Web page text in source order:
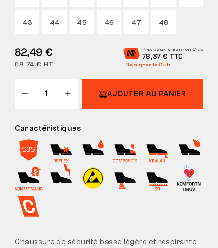
43 44 45 46 47 48
82,49 €
68,74 € HT
Prix pour le Bennon Club
78,37 € TTC
Rejoignez le Club
AJOUTER AU PANIER
Caractéristiques
Chaussure de sécurité basse légère et respirante